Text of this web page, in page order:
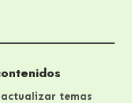
actualizar temas